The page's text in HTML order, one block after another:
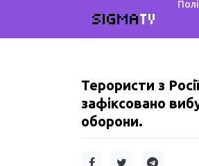
SIGMATV
Терористи з
зафіксовано
оборони.